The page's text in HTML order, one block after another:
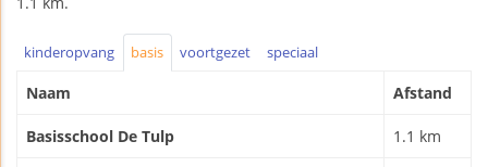
kinderopvang basis voortgezet speciaal
Naam Afstand
Basisschool De Tulp 1.1 km